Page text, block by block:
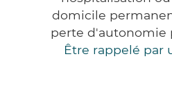
domicile
perte d'autonomie
Être rappelé par